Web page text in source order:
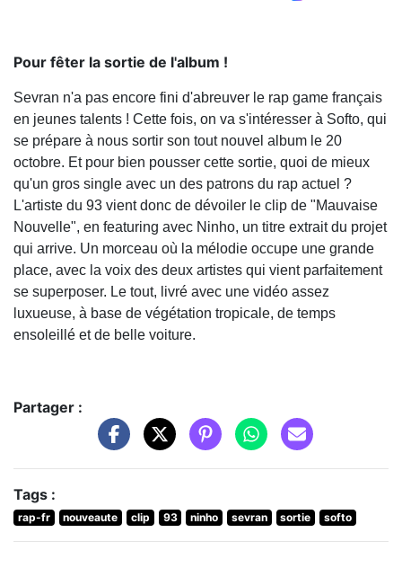
Pour fêter la sortie de l'album !
Sevran n'a pas encore fini d'abreuver le rap game français
en jeunes talents ! Cette fois, on va s'intéresser à Softo, qui
se prépare à nous sortir son tout nouvel album le 20
octobre. Et pour bien pousser cette sortie, quoi de mieux
qu'un gros single avec un des patrons du rap actuel ?
L'artiste du 93 vient donc de dévoiler le clip de "Mauvaise
Nouvelle", en featuring avec Ninho, un titre extrait du projet
qui arrive. Un morceau où la mélodie occupe une grande
place, avec la voix des deux artistes qui vient parfaitement
se superposer. Le tout, livré avec une vidéo assez
luxueuse, à base de végétation tropicale, de temps
ensoleillé et de belle voiture.
Partager :
Tags :
rap-fr nouveaute clip 93 ninho sevran sortie softo